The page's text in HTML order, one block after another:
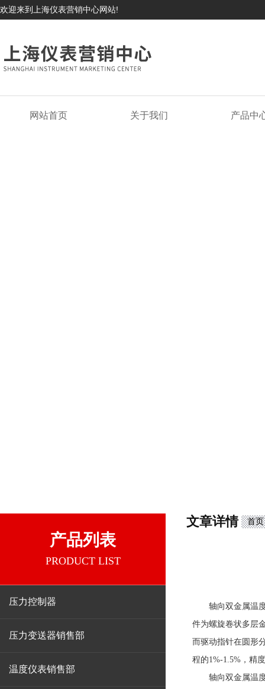
欢迎来到上海仪表营销中心网站!
网站首页 关于我们 产品中
产品列表
PRODUCT LIST
压力控制器
压力变送器销售部
温度仪表销售部
文章详情 首页
轴向双金属温
件为螺旋卷状多层
而驱动指针在圆形
程的1%-1.5%，精
轴向双金属温